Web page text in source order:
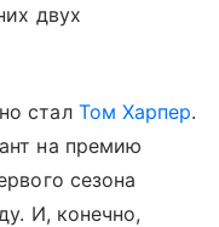
двух
стал Том Харпер.
на премию
сезона
И, конечно,